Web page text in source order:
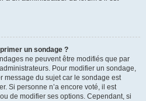
un sondage ?
ne peuvent être modifiés que par
Pour modifier un sondage,
message du sujet car le sondage est
Si personne n’a encore voté, il est
de modifier ses options. Cependant, si